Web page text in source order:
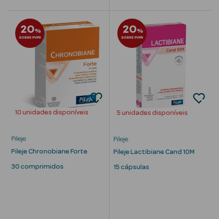
Ver Tudo
Estética
Vouchers
Oferta Estética
20%
SOBRE PVPR
10 unidades disponíveis
Pileje
Pileje Chronobiane Forte
30 comprimidos
20%
SOBRE PVPR
5 unidades disponíveis
Pileje
Pileje Lactibiane Cand 10M
15 cápsulas